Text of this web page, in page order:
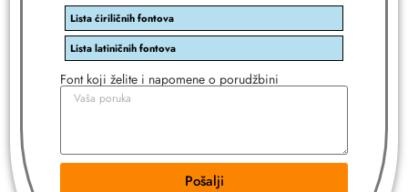
Lista ćiriličnih fontova
Lista latiničnih fontova
Font koji želite i napomene o porudžbini
Pošalji